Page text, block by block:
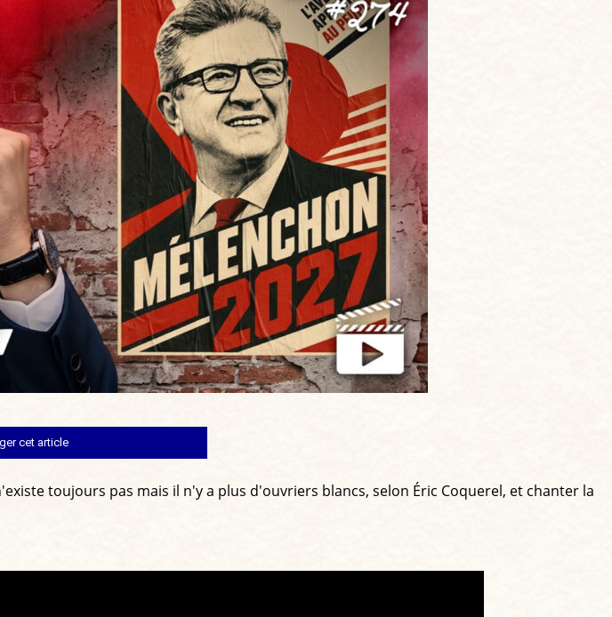
cet article
toujours pas mais il n'y a plus d'ouvriers blancs, selon Éric Coquerel, et chanter la